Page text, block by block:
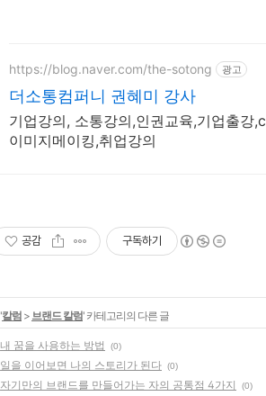
https://blog.naver.com/the-sotong 광고
더소통컴퍼니 권혜미 강사
기업강의, 소통강의,인권교육,기업출강
이미지메이킹,취업강의
공감 구독하기
'칼럼 > 브랜드 칼럼' 카테고리의 다른 글
내 꿈을 사용하는 방법 (0)
일을 이어보면 나의 스토리가 된다 (0)
자기만의 브랜드를 만들어가는 자의 공통점 4가지 (0)